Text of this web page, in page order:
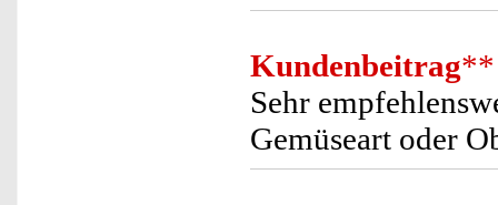
Kundenbeitrag**
Sehr
Gemüseart oder